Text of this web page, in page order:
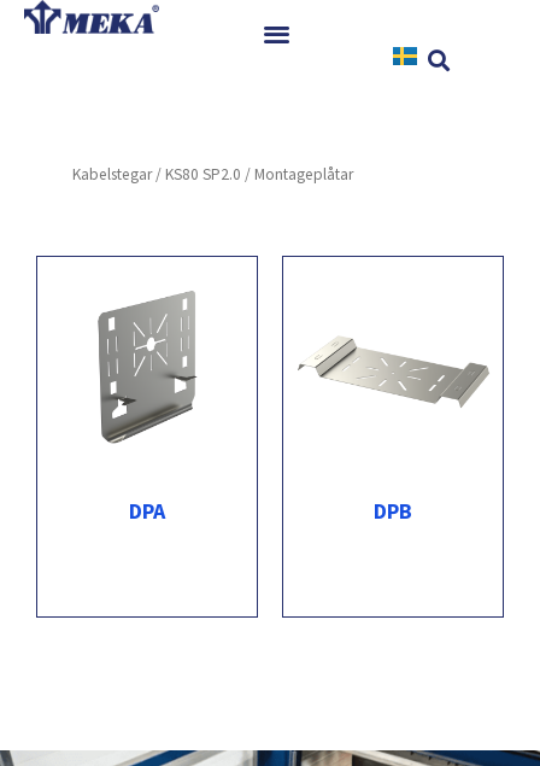
Hoppa
Referenser
Nedladdningar
Instruktioner
Kontakt
Kabelstegar/ KS80 SP2.0 / Montageplåtar
DPA DPB